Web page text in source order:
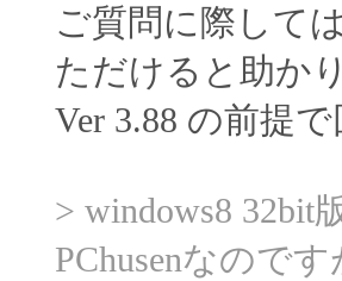
ご質問に際して
ただけると助か
Ver 3.88 の前提
> windows8
PChusenなので